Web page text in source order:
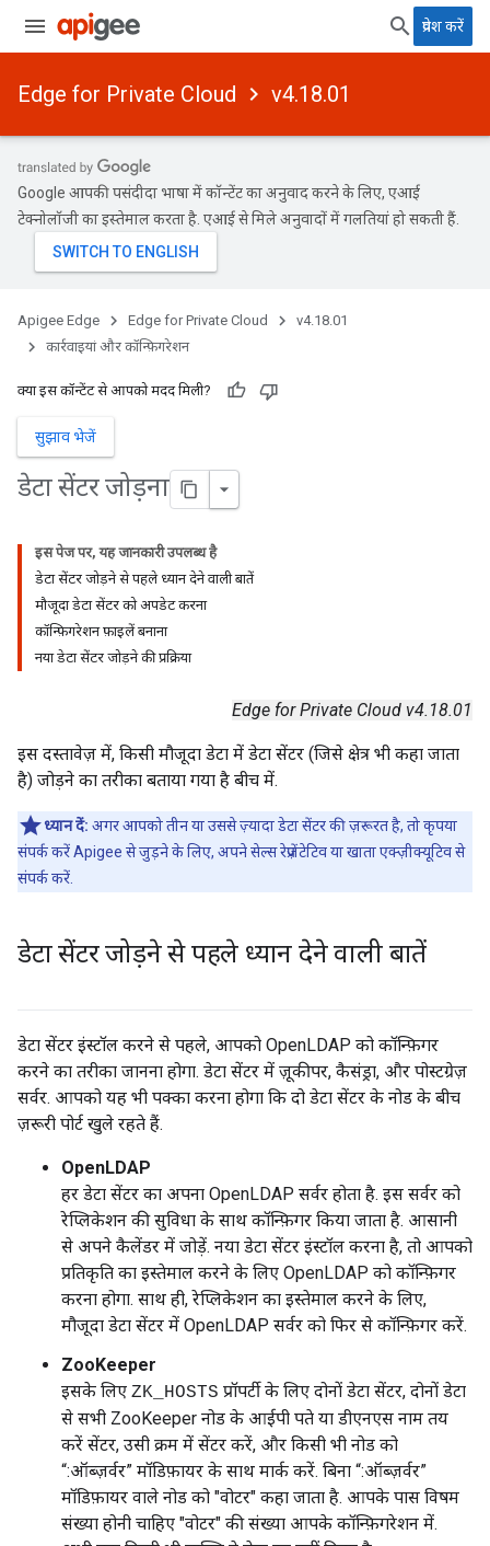
प्रवेश करें
Edge for Private Cloud v4.18.01
Google आपकी पसंदीदा भाषा में कॉन्टेंट का अनुवाद करने के लिए, एआई
टेक्नोलॉजी का इस्तेमाल करता है. एआई से मिले अनुवादों में गलतियां हो सकती हैं.
Apigee Edge Edge for Private Cloud
v4.18.01
कार्रवाइयां और कॉन्फ़िगरेशन
क्या इस कॉन्टेंट से आपको मदद मिली?
सुझाव भेजें
डेटा सेंटर जोड़ना
इस पेज पर, यह जानकारी उपलब्ध है
डेटा सेंटर जोड़ने से पहले ध्यान देने वाली बातें
मौजूदा डेटा सेंटर को अपडेट करना
कॉन्फ़िगरेशन फ़ाइलें बनाना
नया डेटा सेंटर जोड़ने की प्रक्रिया
Edge for Private Cloud v4.18.01
इस दस्तावेज़ में, किसी मौजूदा डेटा में डेटा सेंटर (जिसे क्षेत्र भी कहा जाता
है) जोड़ने का तरीका बताया गया है बीच में.
ध्यान दें: अगर आपको तीन या उससे ज़्यादा डेटा सेंटर की ज़रूरत है, तो कृपया
संपर्क करें Apigee से जुड़ने के लिए, अपने सेल्स रेप्रज़ेंटेटिव या खाता एक्ज़ीक्यूटिव से
संपर्क करें.
डेटा सेंटर जोड़ने से पहले ध्यान देने वाली बातें
डेटा सेंटर इंस्टॉल करने से पहले, आपको OpenLDAP को कॉन्फ़िगर
करने का तरीका जानना होगा. डेटा सेंटर में ज़ूकीपर, कैसंड्रा, और पोस्टग्रेज़
सर्वर. आपको यह भी पक्का करना होगा कि दो डेटा सेंटर के नोड के बीच
ज़रूरी पोर्ट खुले रहते हैं.
OpenLDAP
हर डेटा सेंटर का अपना OpenLDAP सर्वर होता है. इस सर्वर को
रेप्लिकेशन की सुविधा के साथ कॉन्फ़िगर किया जाता है. आसानी
से अपने कैलेंडर में जोड़ें. नया डेटा सेंटर इंस्टॉल करना है, तो आपको
प्रतिकृति का इस्तेमाल करने के लिए OpenLDAP को कॉन्फ़िगर
करना होगा. साथ ही, रेप्लिकेशन का इस्तेमाल करने के लिए,
मौजूदा डेटा सेंटर में OpenLDAP सर्वर को फिर से कॉन्फ़िगर करें.
ZooKeeper
इसके लिए ZK_HOSTS प्रॉपर्टी के लिए दोनों डेटा सेंटर, दोनों डेटा
से सभी ZooKeeper नोड के आईपी पते या डीएनएस नाम तय
करें सेंटर, उसी क्रम में सेंटर करें, और किसी भी नोड को
“:ऑब्ज़र्वर” मॉडिफ़ायर के साथ मार्क करें. बिना “:ऑब्ज़र्वर”
मॉडिफ़ायर वाले नोड को "वोटर" कहा जाता है. आपके पास विषम
संख्या होनी चाहिए "वोटर" की संख्या आपके कॉन्फ़िगरेशन में.